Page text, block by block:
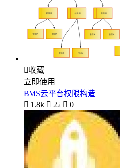
收藏
立即使用
BMS云平台权限构造
 1.8k  22  0